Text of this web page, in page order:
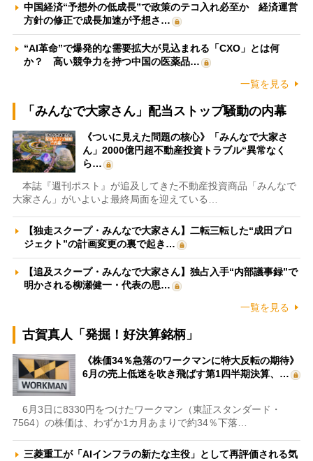
中国経済“予想外の低成長”で政策のテコ入れ必至か 経済運営
方針の修正で成長加速が予想さ…
“AI革命”で爆発的な需要拡大が見込まれる「CXO」とは何
か？ 高い競争力を持つ中国の医薬品…
一覧を見る
「みんなで大家さん」配当ストップ騒動の内幕
《ついに見えた問題の核心》「みんなで大家さ
ん」2000億円超不動産投資トラブル“異常なく
ら…
本誌『週刊ポスト』が追及してきた不動産投資商品「みんなで
大家さん」がいよいよ最終局面を迎えている…
【独走スクープ・みんなで大家さん】二転三転した“成田プロ
ジェクト”の計画変更の裏で起き…
【追及スクープ・みんなで大家さん】独占入手“内部議事録”で
明かされる柳瀬健一・代表の思…
一覧を見る
古賀真人「発掘！好決算銘柄」
《株価34％急落のワークマンに特大反転の期待》
6月の売上低迷を吹き飛ばす第1四半期決算、…
6月3日に8330円をつけたワークマン（東証スタンダード・
7564）の株価は、わずか1カ月あまりで約34％下落…
三菱重工が「AIインフラの新たな主役」として再評価される気